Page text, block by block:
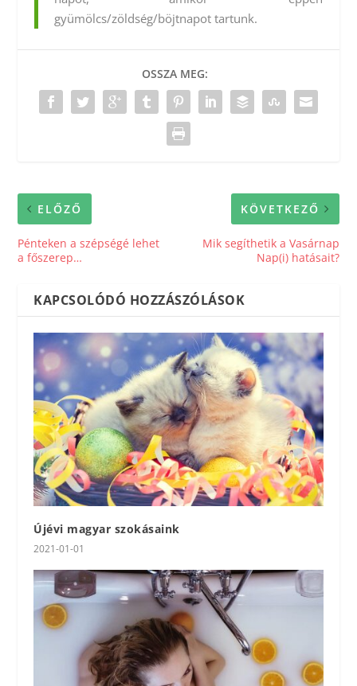
gyümölcs/zöldség/böjtnapot tartunk.
OSSZA MEG:
ELŐZŐ
Pénteken a szépségé lehet
a főszerep…
KÖVETKEZŐ
Mik segíthetik a Vasárnap
Nap(i) hatásait?
KAPCSOLÓDÓ HOZZÁSZÓLÁSOK
Újévi magyar szokásaink
2021-01-01